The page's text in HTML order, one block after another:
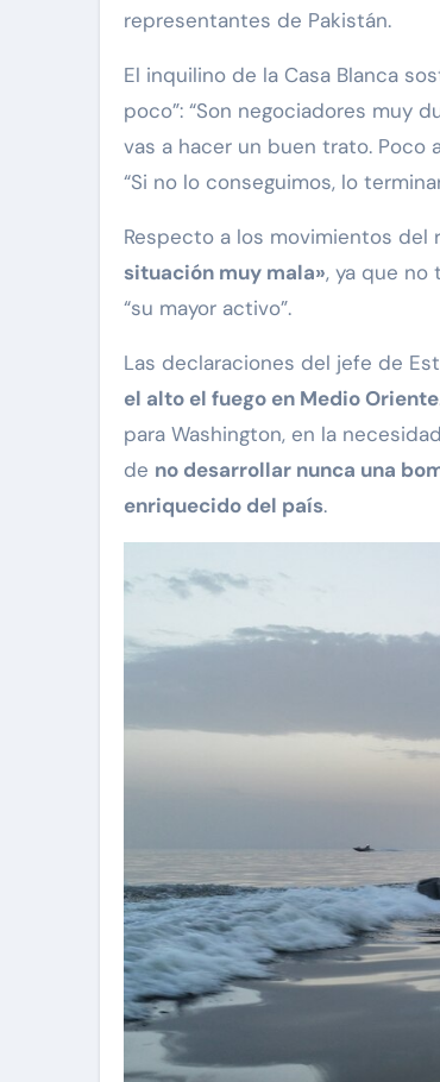
representantes de Pakistán.
El inquilino de la Casa Blanca
poco”: “Son negociadores muy
vas a hacer un buen trato. Poco
“Si no lo conseguimos, lo
Respecto a los movimientos del
situación muy mala», ya que no
“su mayor activo”.
Las declaraciones del jefe de
el alto el fuego en Medio Oriente
para Washington, en la
de no desarrollar nunca una
enriquecido del país.